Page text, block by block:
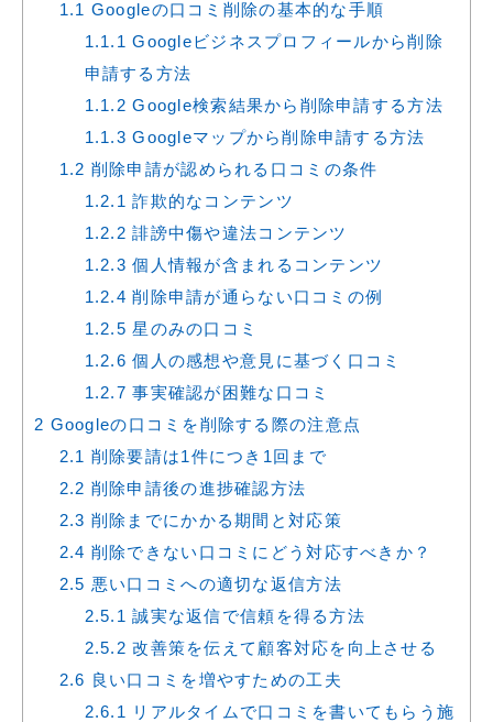
1.1 Googleの口コミ削除の基本的な手順
1.1.1 Googleビジネスプロフィールから削除
申請する方法
1.1.2 Google検索結果から削除申請する方法
1.1.3 Googleマップから削除申請する方法
1.2 削除申請が認められる口コミの条件
1.2.1 詐欺的なコンテンツ
1.2.2 誹謗中傷や違法コンテンツ
1.2.3 個人情報が含まれるコンテンツ
1.2.4 削除申請が通らない口コミの例
1.2.5 星のみの口コミ
1.2.6 個人の感想や意見に基づく口コミ
1.2.7 事実確認が困難な口コミ
2 Googleの口コミを削除する際の注意点
2.1 削除要請は1件につき1回まで
2.2 削除申請後の進捗確認方法
2.3 削除までにかかる期間と対応策
2.4 削除できない口コミにどう対応すべきか？
2.5 悪い口コミへの適切な返信方法
2.5.1 誠実な返信で信頼を得る方法
2.5.2 改善策を伝えて顧客対応を向上させる
2.6 良い口コミを増やすための工夫
2.6.1 リアルタイムで口コミを書いてもらう施